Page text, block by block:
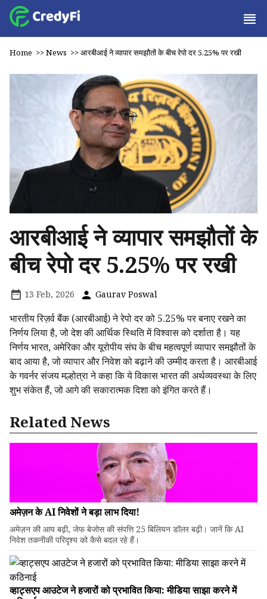
Home >>News >>आरबीआई ने व्यापार समझौतों के बीच रेपो दर 5.25% पर रखी
आरबीआई ने व्यापार समझौतों के
बीच रेपो दर 5.25% पर रखी
13 Feb, 2026 Gaurav Poswal
भारतीय रिज़र्व बैंक (आरबीआई) ने रेपो दर को 5.25% पर बनाए रखने का
निर्णय लिया है, जो देश की आर्थिक स्थिति में विश्वास को दर्शाता है। यह
निर्णय भारत, अमेरिका और यूरोपीय संघ के बीच महत्वपूर्ण व्यापार समझौतों के
बाद आया है, जो व्यापार और निवेश को बढ़ाने की उम्मीद करता है। आरबीआई
के गवर्नर संजय मल्होत्रा ने कहा कि ये विकास भारत की अर्थव्यवस्था के लिए
शुभ संकेत हैं, जो आगे की सकारात्मक दिशा को इंगित करते हैं।
Related News
अमेज़न के AI निवेशों ने बड़ा लाभ दिया!
अमेज़न की आय बढ़ी, जेफ बेजोस की संपत्ति 25 बिलियन डॉलर बढ़ी। जानें कि AI
निवेश तकनीकी परिदृश्य को कैसे बदल रहे हैं।
व्हाट्सएप आउटेज ने हजारों को प्रभावित किया: मीडिया साझा करने में